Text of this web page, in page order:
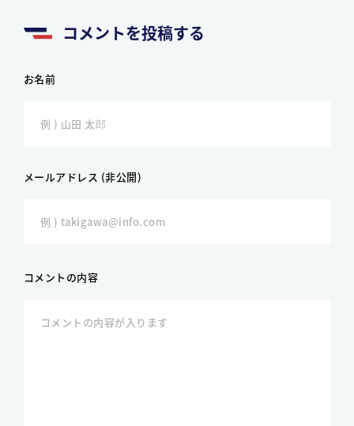
コメントを投稿する
お名前
メールアドレス (非公開)
コメントの内容